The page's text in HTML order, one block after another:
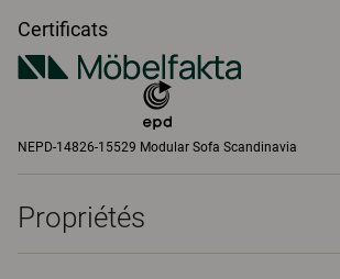
Certificats
NEPD-14826-15529 Modular Sofa Scandinavia
Propriétés